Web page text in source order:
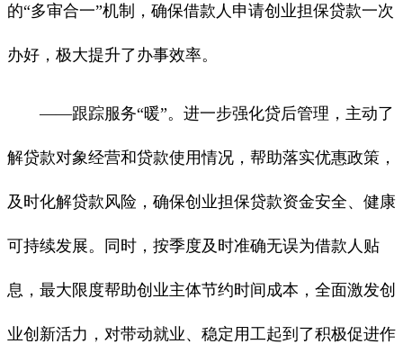
的“多审合一”机制，确保借款人申请创业担保贷款一次
办好，极大提升了办事效率。
——跟踪服务“暖”。进一步强化贷后管理，主动了
解贷款对象经营和贷款使用情况，帮助落实优惠政策，
及时化解贷款风险，确保创业担保贷款资金安全、健康
可持续发展。同时，按季度及时准确无误为借款人贴
息，最大限度帮助创业主体节约时间成本，全面激发创
业创新活力，对带动就业、稳定用工起到了积极促进作